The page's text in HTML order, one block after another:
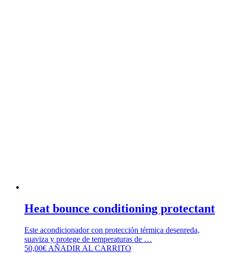
Heat bounce conditioning protectant
Este acondicionador con protección térmica desenreda,
suaviza y protege de temperaturas de …
50,00€ AÑADIR AL CARRITO